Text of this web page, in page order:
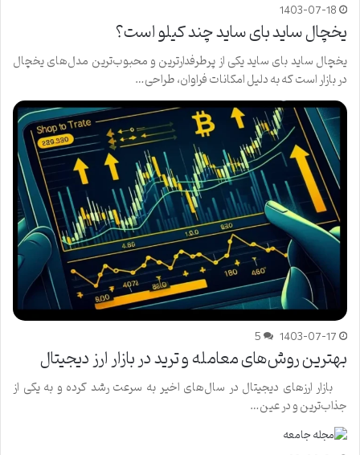
1403-07-18
یخچال ساید بای ساید چند کیلو است؟
یخچال ساید بای ساید یکی از پرطرفدارترین و محبوب‌ترین مدل‌های یخچال
در بازار است که به دلیل امکانات فراوان، طراحی…
1403-07-17
5
بهترین روش‌های معامله و ترید در بازار ارز دیجیتال
بازار ارزهای دیجیتال در سال‌های اخیر به سرعت رشد کرده و به یکی از
جذاب‌ترین و در عین…